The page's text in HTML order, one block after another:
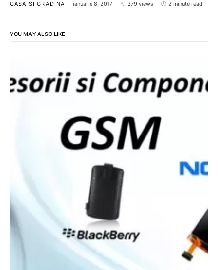
CASA SI GRADINA ianuarie 8, 2017 379 views 2 minute read
YOU MAY ALSO LIKE